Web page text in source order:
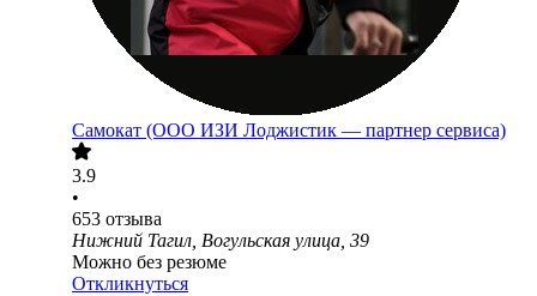
Самокат (ООО ИЗИ Лоджистик — партнер сервиса)
3.9
•
653 отзыва
Нижний Тагил, Вогульская улица, 39
Можно без резюме
Откликнуться